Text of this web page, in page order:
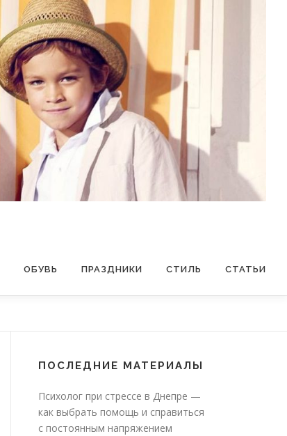
ОБУВЬ ПРАЗДНИКИ СТИЛЬ СТАТЬИ
ПОСЛЕДНИЕ МАТЕРИАЛЫ
Психолог при стрессе в Днепре —
как выбрать помощь и справиться
с постоянным напряжением